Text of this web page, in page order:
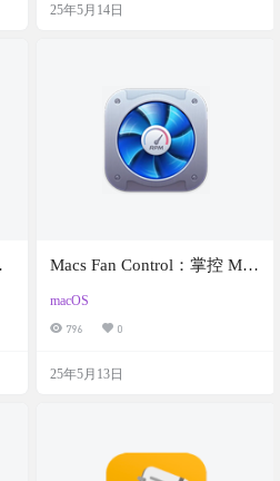
25年5月14日
Macs Fan Control：掌控 Mac
在 Mac 设备上实时监控和手
动调节风扇转速
macOS
796 0
25年5月13日